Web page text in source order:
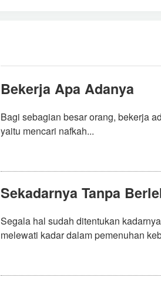
Bekerja Apa Adanya
Bagi sebagian besar orang, bekerja
yaitu mencari nafkah...
Sekadarnya Tanpa
Segala hal sudah ditentukan
melewati kadar dalam pemenuhan